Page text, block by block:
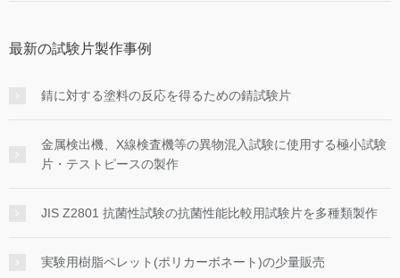
最新の試験片製作事例
錆に対する塗料の反応を得るための錆試験片
金属検出機、X線検査機等の異物混入試験に使用する極小試験
片・テストピースの製作
JIS Z2801 抗菌性試験の抗菌性能比較用試験片を多種類製作
実験用樹脂ペレット(ポリカーボネート)の少量販売